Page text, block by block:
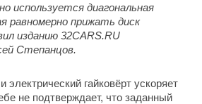
используется диагональная
равномерно прижать диск
изданию 32CARS.RU
Степанцов.
электрический гайковёрт ускоряет
не подтверждает, что заданный